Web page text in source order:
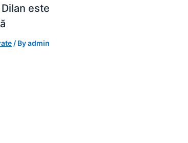
este
/ Byadmin